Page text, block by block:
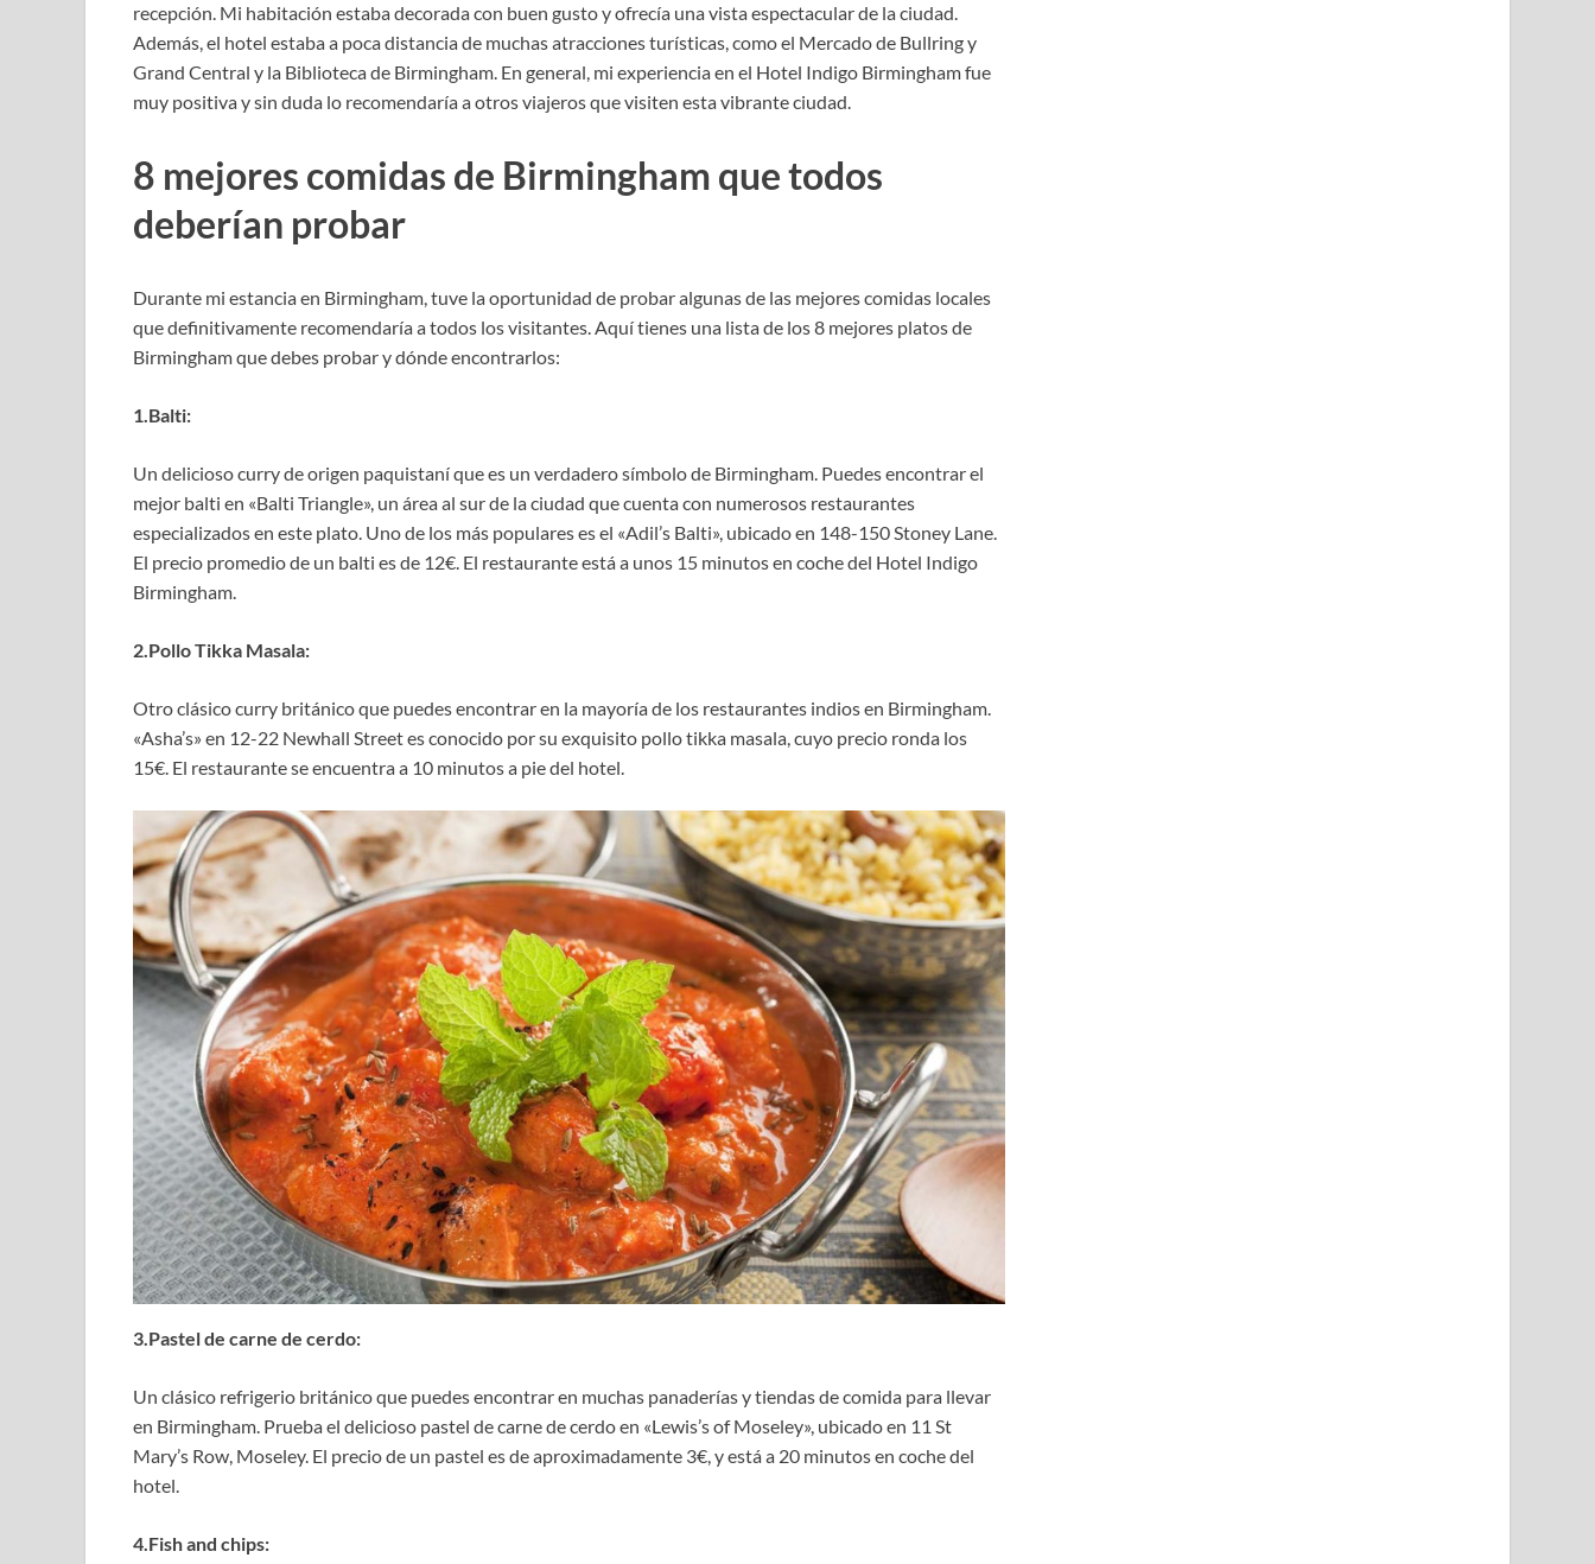
recepción. Mi habitación estaba decorada con buen gusto y ofrecía una vista espectacular de la ciudad.
Además, el hotel estaba a poca distancia de muchas atracciones turísticas, como el Mercado de Bullring y
Grand Central y la Biblioteca de Birmingham. En general, mi experiencia en el Hotel Indigo Birmingham fue
muy positiva y sin duda lo recomendaría a otros viajeros que visiten esta vibrante ciudad.
8 mejores comidas de Birmingham que todos
deberían probar
Durante mi estancia en Birmingham, tuve la oportunidad de probar algunas de las mejores comidas locales
que definitivamente recomendaría a todos los visitantes. Aquí tienes una lista de los 8 mejores platos de
Birmingham que debes probar y dónde encontrarlos:
1.Balti:
Un delicioso curry de origen paquistaní que es un verdadero símbolo de Birmingham. Puedes encontrar el
mejor balti en «Balti Triangle», un área al sur de la ciudad que cuenta con numerosos restaurantes
especializados en este plato. Uno de los más populares es el «Adil’s Balti», ubicado en 148-150 Stoney Lane.
El precio promedio de un balti es de 12€. El restaurante está a unos 15 minutos en coche del Hotel Indigo
Birmingham.
2.Pollo Tikka Masala:
Otro clásico curry británico que puedes encontrar en la mayoría de los restaurantes indios en Birmingham.
«Asha’s» en 12-22 Newhall Street es conocido por su exquisito pollo tikka masala, cuyo precio ronda los
15€. El restaurante se encuentra a 10 minutos a pie del hotel.
3.Pastel de carne de cerdo:
Un clásico refrigerio británico que puedes encontrar en muchas panaderías y tiendas de comida para llevar
en Birmingham. Prueba el delicioso pastel de carne de cerdo en «Lewis’s of Moseley», ubicado en 11 St
Mary’s Row, Moseley. El precio de un pastel es de aproximadamente 3€, y está a 20 minutos en coche del
hotel.
4.Fish and chips: